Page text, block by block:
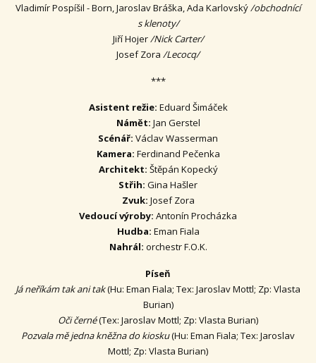
Vladimír Pospíšil - Born, Jaroslav Bráška, Ada Karlovský/obchodnící
s klenoty/
Jiří Hojer/Nick Carter/
Josef Zora /Lecocq/
***
Asistent režie: Eduard Šimáček
Námět: Jan Gerstel
Scénář: Václav Wasserman
Kamera: Ferdinand Pečenka
Architekt: Štěpán Kopecký
Střih: Gina Hašler
Zvuk: Josef Zora
Vedoucí výroby: Antonín Procházka
Hudba: Eman Fiala
Nahrál: orchestr F.O.K.
Píseň
Já neříkám tak ani tak(Hu: Eman Fiala; Tex: Jaroslav Mottl; Zp: Vlasta
Burian)
Oči černé(Tex: Jaroslav Mottl; Zp: Vlasta Burian)
Pozvala mě jedna kněžna do kiosku(Hu: Eman Fiala; Tex: Jaroslav
Mottl; Zp: Vlasta Burian)